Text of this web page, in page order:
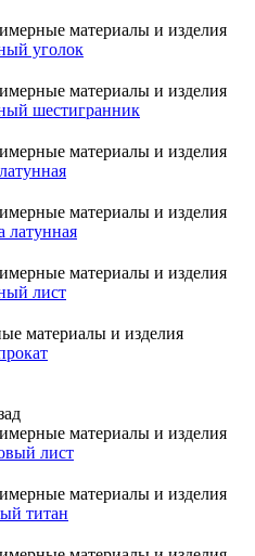
уголок
шестигранник
латунная
лист
лист
титан